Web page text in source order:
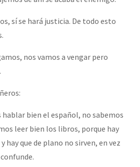
sí se hará justicia. De todo esto
nos vamos a vengar pero
hablar bien el español, no sabemos
leer bien los libros, porque hay
hay que de plano no sirven, en vez